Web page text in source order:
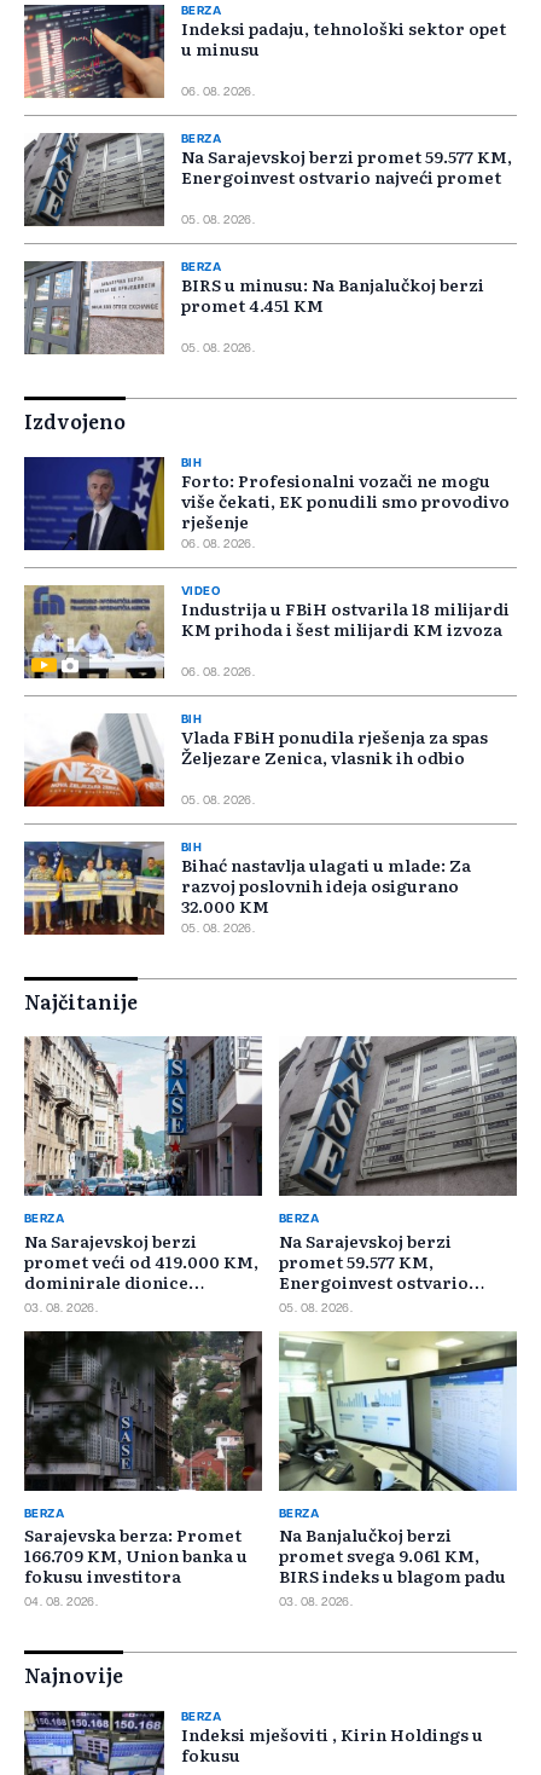
BERZA
Indeksi padaju, tehnološki sektor opet
u minusu
06. 08. 2026.
BERZA
Na Sarajevskoj berzi promet 59.577 KM,
Energoinvest ostvario najveći promet
05. 08. 2026.
BERZA
BIRS u minusu: Na Banjalučkoj berzi
promet 4.451 KM
05. 08. 2026.
Izdvojeno
BIH
Forto: Profesionalni vozači ne mogu
više čekati, EK ponudili smo provodivo
rješenje
06. 08. 2026.
VIDEO
Industrija u FBiH ostvarila 18 milijardi
KM prihoda i šest milijardi KM izvoza
06. 08. 2026.
BIH
Vlada FBiH ponudila rješenja za spas
Željezare Zenica, vlasnik ih odbio
05. 08. 2026.
BIH
Bihać nastavlja ulagati u mlade: Za
razvoj poslovnih ideja osigurano
32.000 KM
05. 08. 2026.
Najčitanije
BERZA
Na Sarajevskoj berzi
promet veći od 419.000 KM,
dominirale dionice
Privredne banke Sarajevo
03. 08. 2026.
BERZA
Na Sarajevskoj berzi
promet 59.577 KM,
Energoinvest ostvario
najveći promet
05. 08. 2026.
BERZA
Sarajevska berza: Promet
166.709 KM, Union banka u
fokusu investitora
04. 08. 2026.
BERZA
Na Banjalučkoj berzi
promet svega 9.061 KM,
BIRS indeks u blagom padu
03. 08. 2026.
Najnovije
BERZA
Indeksi mješoviti , Kirin Holdings u
fokusu